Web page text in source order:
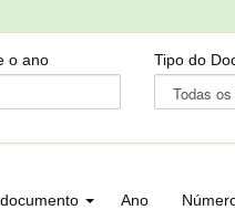
o ano Tipo do
Ano